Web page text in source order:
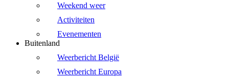
Weekend weer
Activiteiten
Evenementen
Buitenland
Weerbericht België
Weerbericht Europa